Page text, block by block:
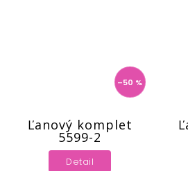
–50 %
Ľanový komplet
5599-2
Detail